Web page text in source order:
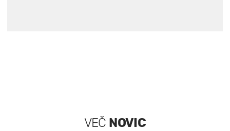
VEČ NOVIC